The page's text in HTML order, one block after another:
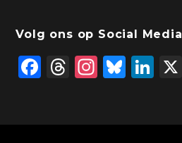
Volg ons op Social Media
F
T
In
Bl
Li